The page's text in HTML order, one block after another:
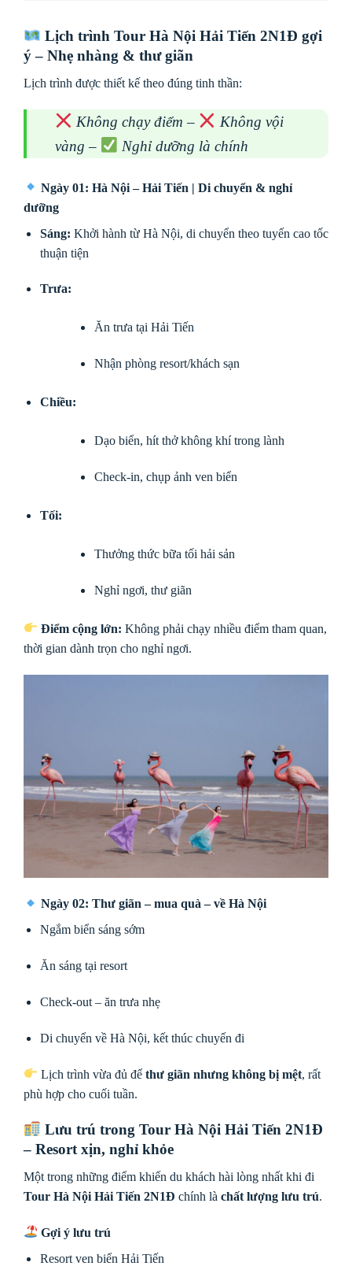
Lịch trình Tour Hà Nội Hải Tiến 2N1Đ gợi
ý – Nhẹ nhàng & thư giãn
Lịch trình được thiết kế theo đúng tinh thần:
Không chạy điểm –
Không vội
vàng –
Nghỉ dưỡng là chính
Ngày 01: Hà Nội – Hải Tiến | Di chuyển & nghỉ
dưỡng
Sáng: Khởi hành từ Hà Nội, di chuyển theo tuyến cao tốc
thuận tiện
Trưa:
Ăn trưa tại Hải Tiến
Nhận phòng resort/khách sạn
Chiều:
Dạo biển, hít thở không khí trong lành
Check-in, chụp ảnh ven biển
Tối:
Thưởng thức bữa tối hải sản
Nghỉ ngơi, thư giãn
Điểm cộng lớn: Không phải chạy nhiều điểm tham quan,
thời gian dành trọn cho nghỉ ngơi.
Ngày 02: Thư giãn – mua quà – về Hà Nội
Ngắm biển sáng sớm
Ăn sáng tại resort
Check-out – ăn trưa nhẹ
Di chuyển về Hà Nội, kết thúc chuyến đi
Lịch trình vừa đủ đểthư giãn nhưng không bị mệt, rất
phù hợp cho cuối tuần.
Lưu trú trong Tour Hà Nội Hải Tiến 2N1Đ
– Resort xịn, nghỉ khỏe
Một trong những điểm khiến du khách hài lòng nhất khi đi
Tour Hà Nội Hải Tiến 2N1Đ chính là chất lượng lưu trú.
Gợi ý lưu trú
Resort ven biển Hải Tiến